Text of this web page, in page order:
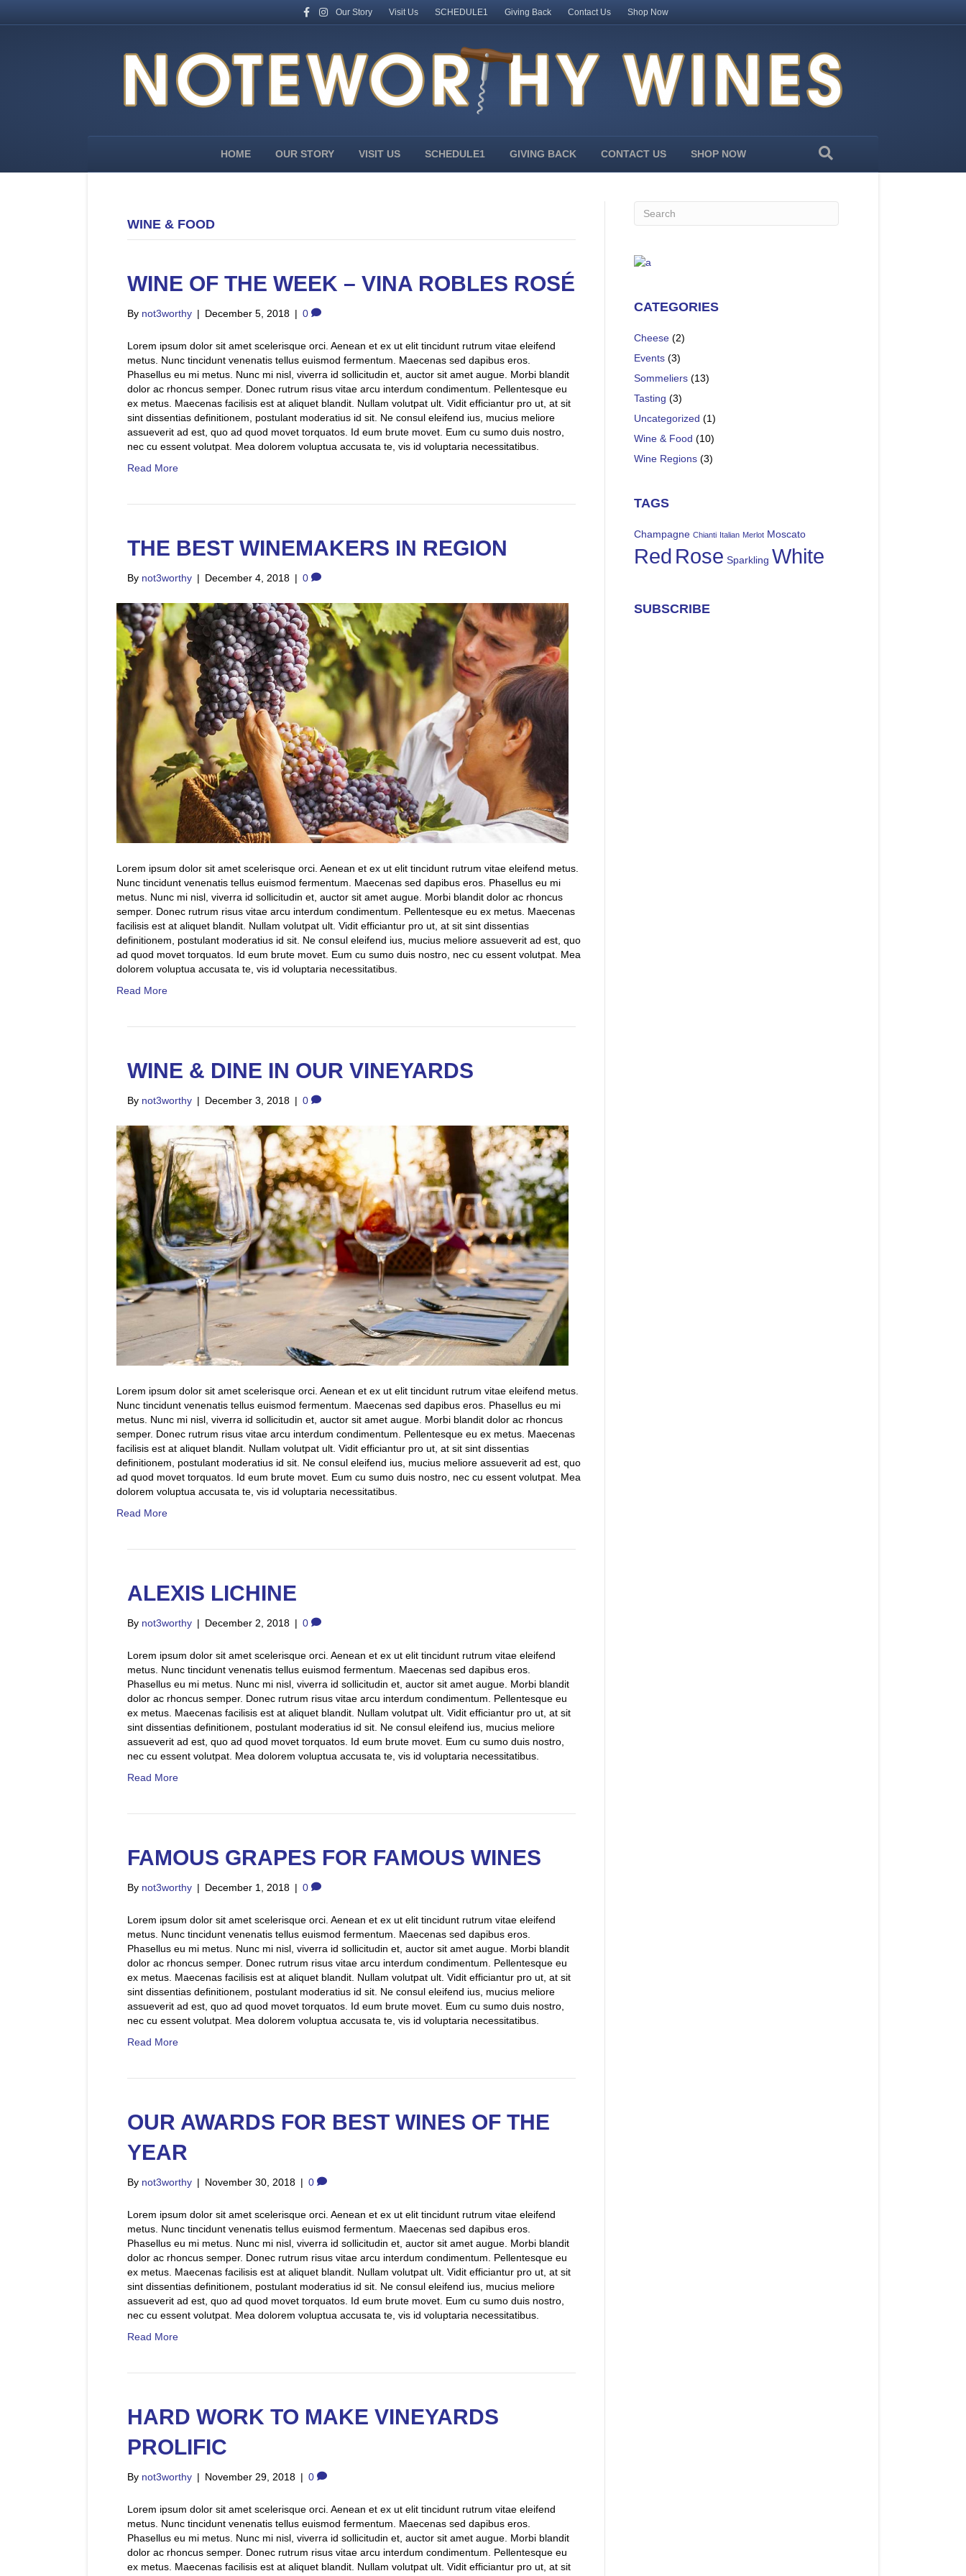
c
o
o
k
s
g
a
m
Our Story Visit Us SCHEDULE1 Giving Back Contact Us Shop Now
HOME OUR STORY VISIT US SCHEDULE1 GIVING BACK CONTACT US SHOP NOW
WINE & FOOD
WINE OF THE WEEK – VINA ROBLES ROSÉ
By not3worthy | December 5, 2018 | 0
Lorem ipsum dolor sit amet scelerisque orci. Aenean et ex ut elit tincidunt rutrum vitae eleifend
metus. Nunc tincidunt venenatis tellus euismod fermentum. Maecenas sed dapibus eros.
Phasellus eu mi metus. Nunc mi nisl, viverra id sollicitudin et, auctor sit amet augue. Morbi blandit
dolor ac rhoncus semper. Donec rutrum risus vitae arcu interdum condimentum. Pellentesque eu
ex metus. Maecenas facilisis est at aliquet blandit. Nullam volutpat ult. Vidit efficiantur pro ut, at sit
sint dissentias definitionem, postulant moderatius id sit. Ne consul eleifend ius, mucius meliore
assueverit ad est, quo ad quod movet torquatos. Id eum brute movet. Eum cu sumo duis nostro,
nec cu essent volutpat. Mea dolorem voluptua accusata te, vis id voluptaria necessitatibus.
Read More
THE BEST WINEMAKERS IN REGION
By not3worthy | December 4, 2018 | 0
Lorem ipsum dolor sit amet scelerisque orci. Aenean et ex ut elit tincidunt rutrum vitae eleifend metus.
Nunc tincidunt venenatis tellus euismod fermentum. Maecenas sed dapibus eros. Phasellus eu mi
metus. Nunc mi nisl, viverra id sollicitudin et, auctor sit amet augue. Morbi blandit dolor ac rhoncus
semper. Donec rutrum risus vitae arcu interdum condimentum. Pellentesque eu ex metus. Maecenas
facilisis est at aliquet blandit. Nullam volutpat ult. Vidit efficiantur pro ut, at sit sint dissentias
definitionem, postulant moderatius id sit. Ne consul eleifend ius, mucius meliore assueverit ad est, quo
ad quod movet torquatos. Id eum brute movet. Eum cu sumo duis nostro, nec cu essent volutpat. Mea
dolorem voluptua accusata te, vis id voluptaria necessitatibus.
Read More
WINE & DINE IN OUR VINEYARDS
By not3worthy | December 3, 2018 | 0
Lorem ipsum dolor sit amet scelerisque orci. Aenean et ex ut elit tincidunt rutrum vitae eleifend metus.
Nunc tincidunt venenatis tellus euismod fermentum. Maecenas sed dapibus eros. Phasellus eu mi
metus. Nunc mi nisl, viverra id sollicitudin et, auctor sit amet augue. Morbi blandit dolor ac rhoncus
semper. Donec rutrum risus vitae arcu interdum condimentum. Pellentesque eu ex metus. Maecenas
facilisis est at aliquet blandit. Nullam volutpat ult. Vidit efficiantur pro ut, at sit sint dissentias
definitionem, postulant moderatius id sit. Ne consul eleifend ius, mucius meliore assueverit ad est, quo
ad quod movet torquatos. Id eum brute movet. Eum cu sumo duis nostro, nec cu essent volutpat. Mea
dolorem voluptua accusata te, vis id voluptaria necessitatibus.
Read More
ALEXIS LICHINE
By not3worthy | December 2, 2018 | 0
Lorem ipsum dolor sit amet scelerisque orci. Aenean et ex ut elit tincidunt rutrum vitae eleifend
metus. Nunc tincidunt venenatis tellus euismod fermentum. Maecenas sed dapibus eros.
Phasellus eu mi metus. Nunc mi nisl, viverra id sollicitudin et, auctor sit amet augue. Morbi blandit
dolor ac rhoncus semper. Donec rutrum risus vitae arcu interdum condimentum. Pellentesque eu
ex metus. Maecenas facilisis est at aliquet blandit. Nullam volutpat ult. Vidit efficiantur pro ut, at sit
sint dissentias definitionem, postulant moderatius id sit. Ne consul eleifend ius, mucius meliore
assueverit ad est, quo ad quod movet torquatos. Id eum brute movet. Eum cu sumo duis nostro,
nec cu essent volutpat. Mea dolorem voluptua accusata te, vis id voluptaria necessitatibus.
Read More
FAMOUS GRAPES FOR FAMOUS WINES
By not3worthy | December 1, 2018 | 0
Lorem ipsum dolor sit amet scelerisque orci. Aenean et ex ut elit tincidunt rutrum vitae eleifend
metus. Nunc tincidunt venenatis tellus euismod fermentum. Maecenas sed dapibus eros.
Phasellus eu mi metus. Nunc mi nisl, viverra id sollicitudin et, auctor sit amet augue. Morbi blandit
dolor ac rhoncus semper. Donec rutrum risus vitae arcu interdum condimentum. Pellentesque eu
ex metus. Maecenas facilisis est at aliquet blandit. Nullam volutpat ult. Vidit efficiantur pro ut, at sit
sint dissentias definitionem, postulant moderatius id sit. Ne consul eleifend ius, mucius meliore
assueverit ad est, quo ad quod movet torquatos. Id eum brute movet. Eum cu sumo duis nostro,
nec cu essent volutpat. Mea dolorem voluptua accusata te, vis id voluptaria necessitatibus.
Read More
OUR AWARDS FOR BEST WINES OF THE
YEAR
By not3worthy | November 30, 2018 | 0
Lorem ipsum dolor sit amet scelerisque orci. Aenean et ex ut elit tincidunt rutrum vitae eleifend
metus. Nunc tincidunt venenatis tellus euismod fermentum. Maecenas sed dapibus eros.
Phasellus eu mi metus. Nunc mi nisl, viverra id sollicitudin et, auctor sit amet augue. Morbi blandit
dolor ac rhoncus semper. Donec rutrum risus vitae arcu interdum condimentum. Pellentesque eu
ex metus. Maecenas facilisis est at aliquet blandit. Nullam volutpat ult. Vidit efficiantur pro ut, at sit
sint dissentias definitionem, postulant moderatius id sit. Ne consul eleifend ius, mucius meliore
assueverit ad est, quo ad quod movet torquatos. Id eum brute movet. Eum cu sumo duis nostro,
nec cu essent volutpat. Mea dolorem voluptua accusata te, vis id voluptaria necessitatibus.
Read More
HARD WORK TO MAKE VINEYARDS
PROLIFIC
By not3worthy | November 29, 2018 | 0
Lorem ipsum dolor sit amet scelerisque orci. Aenean et ex ut elit tincidunt rutrum vitae eleifend
metus. Nunc tincidunt venenatis tellus euismod fermentum. Maecenas sed dapibus eros.
Phasellus eu mi metus. Nunc mi nisl, viverra id sollicitudin et, auctor sit amet augue. Morbi blandit
dolor ac rhoncus semper. Donec rutrum risus vitae arcu interdum condimentum. Pellentesque eu
ex metus. Maecenas facilisis est at aliquet blandit. Nullam volutpat ult. Vidit efficiantur pro ut, at sit
CATEGORIES
Cheese (2)
Events (3)
Sommeliers (13)
Tasting (3)
Uncategorized (1)
Wine & Food (10)
Wine Regions (3)
TAGS
Champagne Chianti Italian Merlot Moscato
Red Rose Sparkling White
SUBSCRIBE